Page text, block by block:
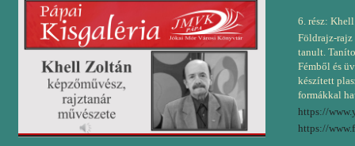
6. rész:
Földrajz-rajz
tanult.
Fémből és
készített
formákkal
https://
https://